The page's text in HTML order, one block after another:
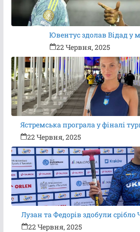
Ювентус здолав Відад у
22 Червня, 2025
Ястремська програла у фіналі
22 Червня, 2025
Лузан та Федорів здобули срібло
22 Червня, 2025